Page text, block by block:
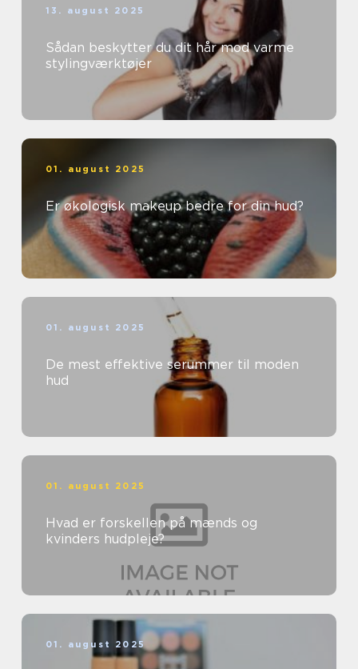
13. august 2025
Sådan beskytter du dit hår mod varme
stylingværktøjer
01. august 2025
Er økologisk makeup bedre for din hud?
01. august 2025
De mest effektive serummer til moden
hud
01. august 2025
Hvad er forskellen på mænds og
kvinders hudpleje?
01. august 2025